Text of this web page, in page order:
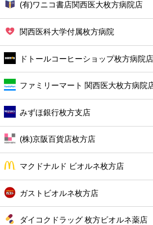
銀行
病院
ホテル
(有)ワニコ書店関西医大枚方病院店
関西医科大学付属枚方病院
ドトールコーヒーショップ枚方病院店
ファミリーマート 関西医大枚方病院
みずほ銀行枚方支店
(株)京阪百貨店枚方店
マクドナルド ビオルネ枚方店
ガストビオルネ枚方店
ダイコクドラッグ 枚方ビオルネ薬店